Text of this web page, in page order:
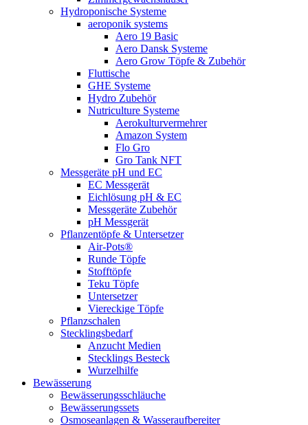
Hydroponische Systeme
aeroponik systems
Aero 19 Basic
Aero Dansk Systeme
Aero Grow Töpfe & Zubehör
Fluttische
GHE Systeme
Hydro Zubehör
Nutriculture Systeme
Aerokulturvermehrer
Amazon System
Flo Gro
Gro Tank NFT
Messgeräte pH und EC
EC Messgerät
Eichlösung pH & EC
Messgeräte Zubehör
pH Messgerät
Pflanzentöpfe & Untersetzer
Air-Pots®
Runde Töpfe
Stofftöpfe
Teku Töpfe
Untersetzer
Viereckige Töpfe
Pflanzschalen
Stecklingsbedarf
Anzucht Medien
Stecklings Besteck
Wurzelhilfe
Bewässerung
Bewässerungsschläuche
Bewässerungssets
Osmoseanlagen & Wasseraufbereiter